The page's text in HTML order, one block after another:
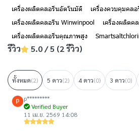
เครื่องผลิตคลอรีนอัตโนมัติ
เครื่องควบคุมคลอ
เครื่องผลิตคลอรีน Winwinpool
เครื่องผลิตค
เครื่องผลิตคลอรีนคุณภาพสูง
รีวิว 5.0 / 5 (2 รีวิว)
ทั้งหมด(2) 5 ดาว(2) 4 ดาว(0) 3 ดาว(0)
p*********
Verified Buyer
11 เม.ย. 2569 14:08